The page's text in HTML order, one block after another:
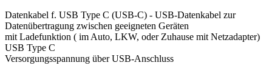
Datenkabel f. USB Type C (USB-C) - USB-Datenkabel zur
Datenübertragung zwischen geeigneten Geräten
mit Ladefunktion ( im Auto, LKW, oder Zuhause mit Netzadapter)
USB Type C
Versorgungsspannung über USB-Anschluss